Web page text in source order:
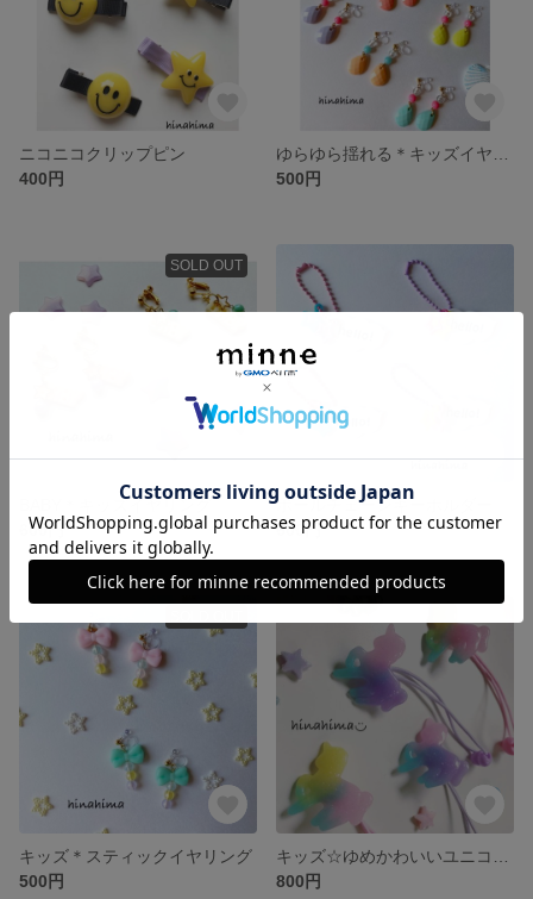
ニコニコクリップピン
400円
500円
SOLD OUT
BABY＊キッズイヤリング
600円
ポールチェーンキーホルダー
600円
キッズ＊スティックイヤリング
500円
800円